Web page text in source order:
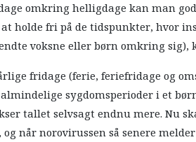
omkring helligdage kan man
holde fri på de tidspunkter, hvor
voksne eller børn omkring sig),
fridage (ferie, feriefridage og
sygdomsperioder i et
tallet selvsagt endnu mere. Nu
når norovirussen så senere